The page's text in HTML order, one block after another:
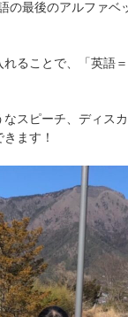
の最後のアルファ
ることで、「英語
スピーチ、ディス
ます！